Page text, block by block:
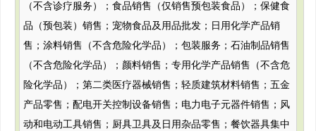
（不含诊疗服务）；食品销售（仅销售预包装食品）；保健食
品（预包装）销售；宠物食品及用品批发；日用化学产品销
售；涂料销售（不含危险化学品）；包装服务；石油制品销售
（不含危险化学品）；颜料销售；专用化学产品销售（不含危
险化学品）；第二类医疗器械销售；轻质建筑材料销售；五金
产品零售；配电开关控制设备销售；电力电子元器件销售；风
动和电动工具销售；厨具卫具及日用杂品零售；餐饮器具集中